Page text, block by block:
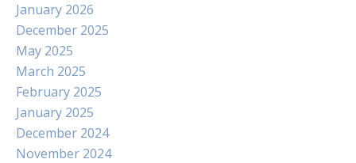
January 2026
December 2025
May 2025
March 2025
February 2025
January 2025
December 2024
November 2024